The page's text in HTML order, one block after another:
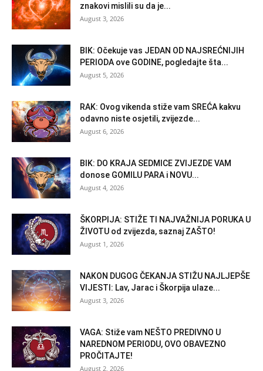
znakovi mislili su da je...
August 3, 2026
BIK: Očekuje vas JEDAN OD NAJSREĆNIJIH
PERIODA ove GODINE, pogledajte šta...
August 5, 2026
RAK: Ovog vikenda stiže vam SREĆA kakvu
odavno niste osjetili, zvijezde...
August 6, 2026
BIK: DO KRAJA SEDMICE ZVIJEZDE VAM
donose GOMILU PARA i NOVU...
August 4, 2026
ŠKORPIJA: STIŽE TI NAJVAŽNIJA PORUKA U
ŽIVOTU od zvijezda, saznaj ZAŠTO!
August 1, 2026
NAKON DUGOG ČEKANJA STIŽU NAJLJEPŠE
VIJESTI: Lav, Jarac i Škorpija ulaze...
August 3, 2026
VAGA: Stiže vam NEŠTO PREDIVNO U
NAREDNOM PERIODU, OVO OBAVEZNO
PROČITAJTE!
August 2, 2026